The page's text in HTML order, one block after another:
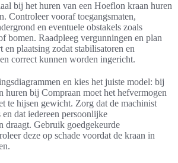
bij het huren van een Hoeflon kraan huren
Controleer vooraf toegangsmaten,
en eventuele obstakels zoals
bomen. Raadpleeg vergunningen en plan
en plaatsing zodat stabilisatoren en
correct kunnen worden ingericht.
en kies het juiste model: bij
huren bij Compraan moet het hefvermogen
te hijsen gewicht. Zorg dat de machinist
dat iedereen persoonlijke
draagt. Gebruik goedgekeurde
deze op schade voordat de kraan in